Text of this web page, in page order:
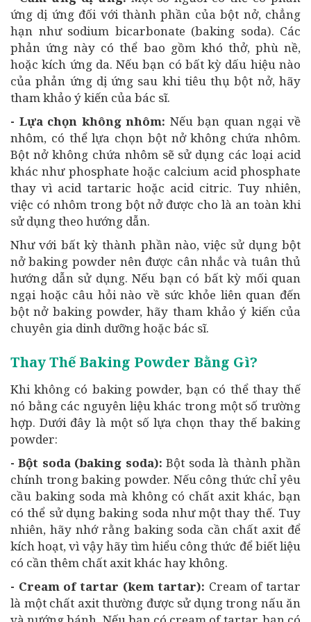
ứng dị ứng đối với thành phần của bột nở, chẳng
hạn như sodium bicarbonate (baking soda). Các
phản ứng này có thể bao gồm khó thở, phù nề,
hoặc kích ứng da. Nếu bạn có bất kỳ dấu hiệu nào
của phản ứng dị ứng sau khi tiêu thụ bột nở, hãy
tham khảo ý kiến của bác sĩ.
- Lựa chọn không nhôm: Nếu bạn quan ngại về
nhôm, có thể lựa chọn bột nở không chứa nhôm.
Bột nở không chứa nhôm sẽ sử dụng các loại acid
khác như phosphate hoặc calcium acid phosphate
thay vì acid tartaric hoặc acid citric. Tuy nhiên,
việc có nhôm trong bột nở được cho là an toàn khi
sử dụng theo hướng dẫn.
Như với bất kỳ thành phần nào, việc sử dụng bột
nở baking powder nên được cân nhắc và tuân thủ
hướng dẫn sử dụng. Nếu bạn có bất kỳ mối quan
ngại hoặc câu hỏi nào về sức khỏe liên quan đến
bột nở baking powder, hãy tham khảo ý kiến của
chuyên gia dinh dưỡng hoặc bác sĩ.
Thay Thế Baking Powder Bằng Gì?
Khi không có baking powder, bạn có thể thay thế
nó bằng các nguyên liệu khác trong một số trường
hợp. Dưới đây là một số lựa chọn thay thế baking
powder:
- Bột soda (baking soda): Bột soda là thành phần
chính trong baking powder. Nếu công thức chỉ yêu
cầu baking soda mà không có chất axit khác, bạn
có thể sử dụng baking soda như một thay thế. Tuy
nhiên, hãy nhớ rằng baking soda cần chất axit để
kích hoạt, vì vậy hãy tìm hiểu công thức để biết liệu
có cần thêm chất axit khác hay không.
- Cream of tartar (kem tartar): Cream of tartar
là một chất axit thường được sử dụng trong nấu ăn